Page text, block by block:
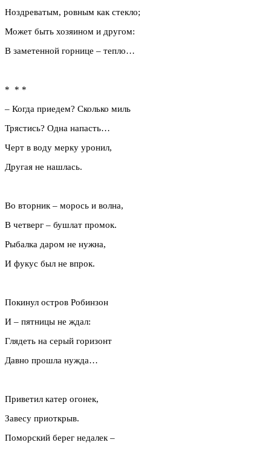
Ноздреватым, ровным как стекло;
Может быть хозяином и другом:
В заметенной горнице – тепло…
* * *
– Когда приедем? Сколько миль
Трястись? Одна напасть…
Черт в воду мерку уронил,
Другая не нашлась.
Во вторник – морось и волна,
В четверг – бушлат промок.
Рыбалка даром не нужна,
И фукус был не впрок.
Покинул остров Робинзон
И – пятницы не ждал:
Глядеть на серый горизонт
Давно прошла нужда…
Приветил катер огонек,
Завесу приоткрыв.
Поморский берег недалек –